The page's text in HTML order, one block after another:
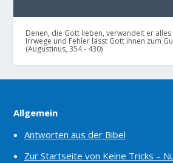
Denen, die Gott lieben, verwandelt er alles
Irrwege und Fehler lässt Gott ihnen zum
(Augustinus, 354 - 430)
Allgemein
Antworten aus der Bibel
Zur Startseite von Keine Tricks –